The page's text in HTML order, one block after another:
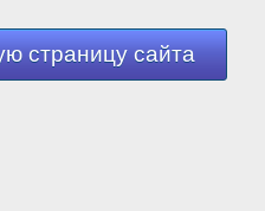
страницу сайта